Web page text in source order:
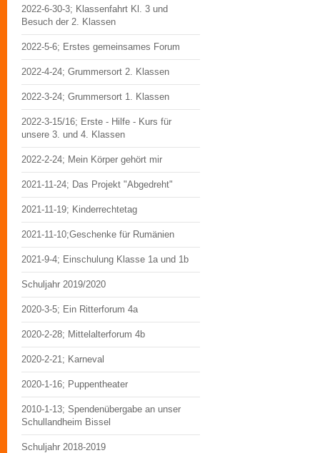
2022-6-30-3; Klassenfahrt Kl. 3 und
Besuch der 2. Klassen
2022-5-6; Erstes gemeinsames Forum
2022-4-24; Grummersort 2. Klassen
2022-3-24; Grummersort 1. Klassen
2022-3-15/16; Erste - Hilfe - Kurs für
unsere 3. und 4. Klassen
2022-2-24; Mein Körper gehört mir
2021-11-24; Das Projekt "Abgedreht"
2021-11-19; Kinderrechtetag
2021-11-10;Geschenke für Rumänien
2021-9-4; Einschulung Klasse 1a und 1b
Schuljahr 2019/2020
2020-3-5; Ein Ritterforum 4a
2020-2-28; Mittelalterforum 4b
2020-2-21; Karneval
2020-1-16; Puppentheater
2010-1-13; Spendenübergabe an unser
Schullandheim Bissel
Schuljahr 2018-2019